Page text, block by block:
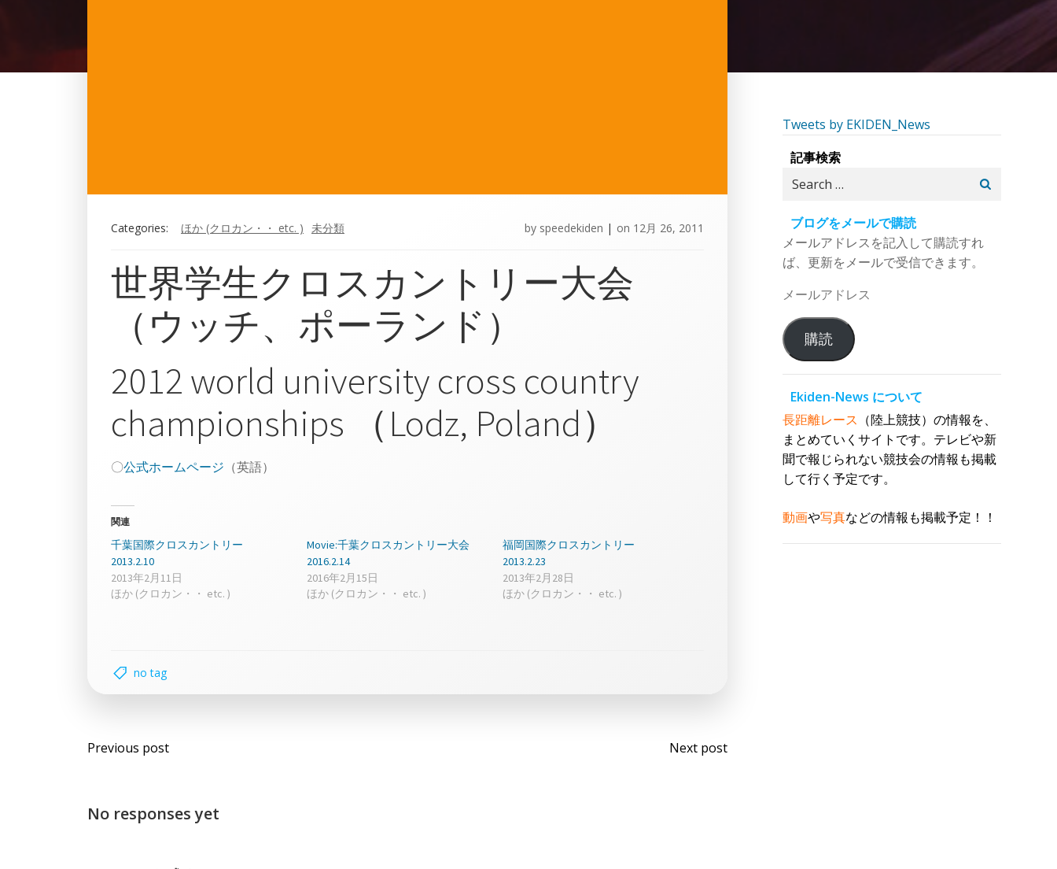
Categories: ほか (クロカン・・ etc. ) 未分類 by speedekiden | on 12月 26, 2011
世界学生クロスカントリー大会
（ウッチ、ポーランド）
2012 world university cross country
championships （Lodz, Poland）
〇公式ホームページ （英語）
関連
千葉国際クロスカントリー
2013.2.10
2013年2月11日
ほか (クロカン・・ etc. )
Movie:千葉クロスカントリー大会
2016.2.14
2016年2月15日
ほか (クロカン・・ etc. )
福岡国際クロスカントリー
2013.2.23
2013年2月28日
ほか (クロカン・・ etc. )
no tag
Post
Previous post
Post
Next post
No responses yet
Tweets by EKIDEN_News
記事検索
Search
ブログをメールで購読
メールアドレスを記入して購読すれ
ば、更新をメールで受信できます。
メ
ル
ア
ド
レ
ス
購読
Ekiden-News について
長距離レース （陸上競技）の情報を、
まとめていくサイトです。テレビや新
聞で報じられない競技会の情報も掲載
して行く予定です。
動画や写真などの情報も掲載予定！！